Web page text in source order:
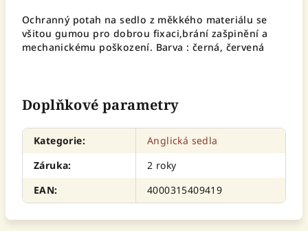
Ochranný potah na sedlo z měkkého materiálu se
všitou gumou pro dobrou fixaci,brání zašpinění a
mechanickému poškození. Barva : černá, červená
Doplňkové parametry
Kategorie:
Anglická sedla
Záruka:
2 roky
EAN: 4000315409419